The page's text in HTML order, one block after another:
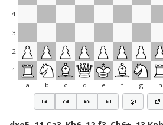
4
3
2
1
a
b c d e f g h